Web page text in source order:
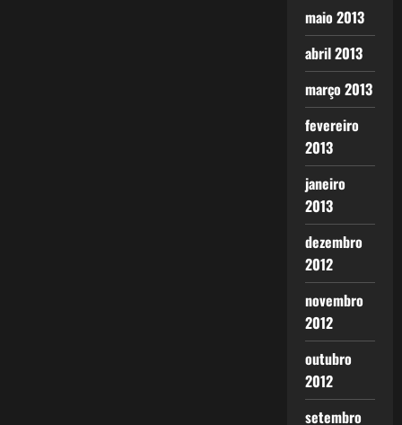
maio 2013
abril 2013
março 2013
fevereiro
2013
janeiro
2013
dezembro
2012
novembro
2012
outubro
2012
setembro